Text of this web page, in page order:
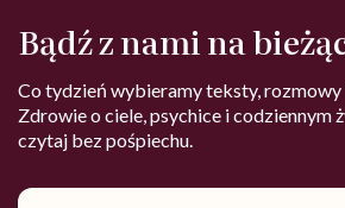
Bądź z nami na
Co tydzień wybieramy teksty,
Zdrowie o ciele, psychice i codziennym
czytaj bez pośpiechu.
Adres